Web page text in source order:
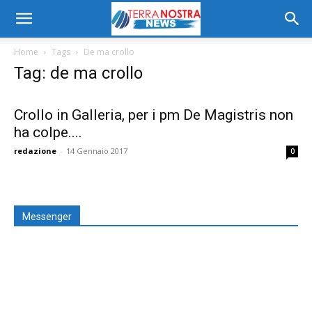
Home Tags De ma crollo
Tag: de ma crollo
Crollo in Galleria, per i pm De Magistris non
ha colpe....
redazione - 14 Gennaio 2017 0
Messenger